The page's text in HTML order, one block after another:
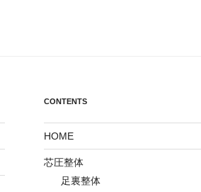
CONTENTS
HOME
芯圧整体
足裏整体